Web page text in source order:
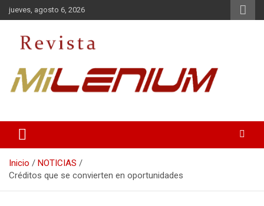
Saltar
al
jueves, agosto 6, 2026
Inicio
NOTICIAS
Créditos que se convierten en oportunidades